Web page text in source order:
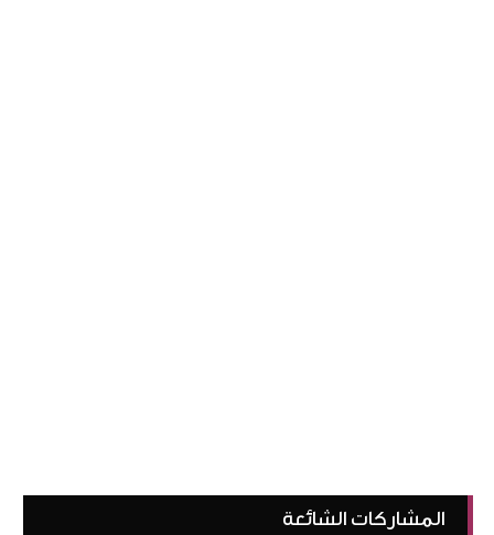
المشاركات الشائعة